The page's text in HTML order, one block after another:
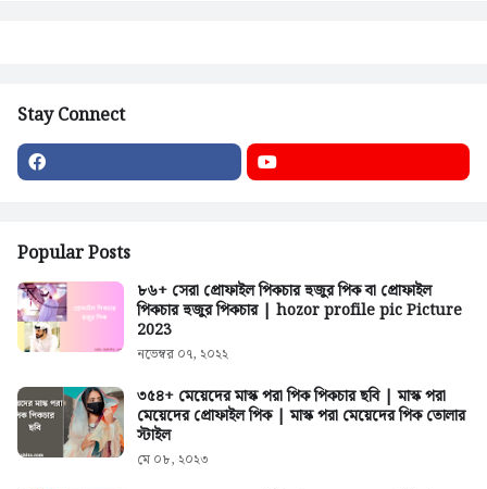
Stay Connect
Popular Posts
৮৬+ সেরা প্রোফাইল পিকচার হুজুর পিক বা প্রোফাইল
পিকচার হুজুর পিকচার | hozor profile pic Picture
2023
নভেম্বর ০৭, ২০২২
৩৫৪+ মেয়েদের মাস্ক পরা পিক পিকচার ছবি | মাস্ক পরা
মেয়েদের প্রোফাইল পিক | মাস্ক পরা মেয়েদের পিক তোলার
স্টাইল
মে ০৮, ২০২৩